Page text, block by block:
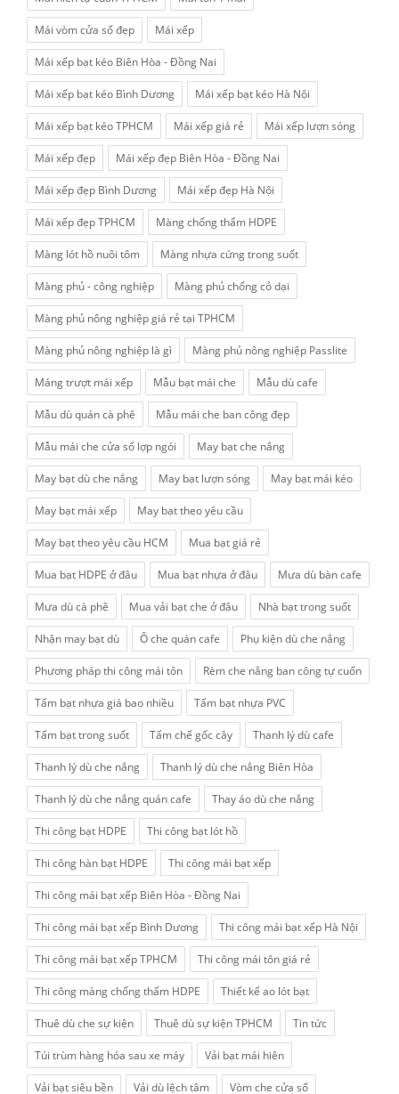
Mái vòm cửa sổ đẹp Mái xếp
Mái xếp bạt kéo Biên Hòa - Đồng Nai
Mái xếp bạt kéo Bình Dương Mái xếp bạt kéo Hà Nội
Mái xếp bạt kéo TPHCM Mái xếp giá rẻ Mái xếp lượn sóng
Mái xếp đẹp Mái xếp đẹp Biên Hòa - Đồng Nai
Mái xếp đẹp Bình Dương Mái xếp đẹp Hà Nội
Mái xếp đẹp TPHCM Màng chống thấm HDPE
Màng lót hồ nuôi tôm Màng nhựa cứng trong suốt
Màng phủ - công nghiệp Màng phủ chống cỏ dại
Màng phủ nông nghiệp giá rẻ tại TPHCM
Màng phủ nông nghiệp là gì Màng phủ nông nghiệp Passlite
Máng trượt mái xếp Mẫu bạt mái che Mẫu dù cafe
Mẫu dù quán cà phê Mẫu mái che ban công đẹp
Mẫu mái che cửa sổ lợp ngói May bạt che nắng
May bạt dù che nắng May bạt lượn sóng May bạt mái kéo
May bạt mái xếp May bạt theo yêu cầu
May bạt theo yêu cầu HCM Mua bạt giá rẻ
Mua bạt HDPE ở đâu Mua bạt nhựa ở đâu Mưa dù bàn cafe
Mưa dù cà phê Mua vải bạt che ở đâu Nhà bạt trong suốt
Nhận may bạt dù Ô che quán cafe Phụ kiện dù che nắng
Phương pháp thi công mái tôn Rèm che nắng ban công tự cuốn
Tấm bạt nhựa giá bao nhiều Tấm bạt nhựa PVC
Tấm bạt trong suốt Tấm chế gốc cây Thanh lý dù cafe
Thanh lý dù che nắng Thanh lý dù che nắng Biên Hòa
Thanh lý dù che nắng quán cafe Thay áo dù che nắng
Thi công bạt HDPE Thi công bạt lót hồ
Thi công hàn bạt HDPE Thi công mái bạt xếp
Thi công mái bạt xếp Biên Hòa - Đồng Nai
Thi công mái bạt xếp Bình Dương Thi công mái bạt xếp Hà Nội
Thi công mái bạt xếp TPHCM Thi công mái tôn giá rẻ
Thi công màng chống thấm HDPE Thiết kế ao lót bạt
Thuê dù che sự kiện Thuê dù sự kiện TPHCM Tin tức
Túi trùm hàng hóa sau xe máy Vải bạt mái hiên
Vải bạt siêu bền Vải dù lệch tâm Vòm che cửa sổ